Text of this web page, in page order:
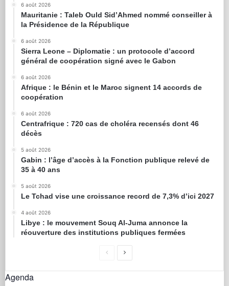
6 août 2026
Mauritanie : Taleb Ould Sid’Ahmed nommé conseiller à
la Présidence de la République
6 août 2026
Sierra Leone – Diplomatie : un protocole d’accord
général de coopération signé avec le Gabon
6 août 2026
Afrique : le Bénin et le Maroc signent 14 accords de
coopération
6 août 2026
Centrafrique : 720 cas de choléra recensés dont 46
décès
5 août 2026
Gabin : l’âge d’accès à la Fonction publique relevé de
35 à 40 ans
5 août 2026
Le Tchad vise une croissance record de 7,3% d’ici 2027
4 août 2026
Libye : le mouvement Souq Al-Juma annonce la
réouverture des institutions publiques fermées
Agenda